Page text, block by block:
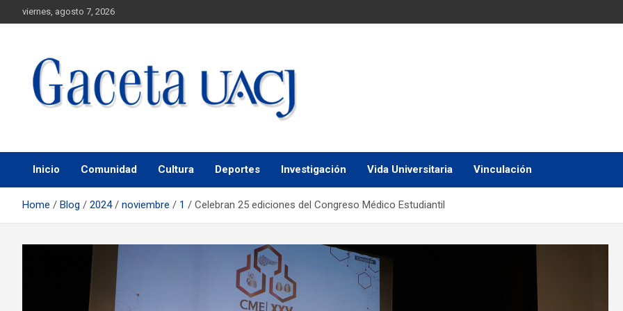
viernes, agosto 7, 2026
Gaceta UACJ
Inicio Comunidad Cultura Deportes Investigación Vida Universitaria Vinculación
Home Blog 2024 noviembre 1 Celebran 25 ediciones del Congreso Médico Estudiantil